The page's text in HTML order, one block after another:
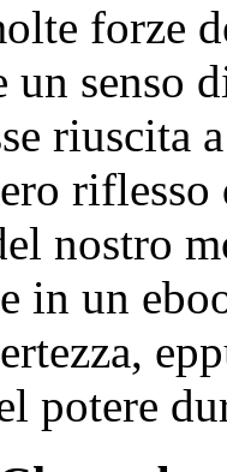
forze
senso
riuscita
riflesso
nostro
in un
potere